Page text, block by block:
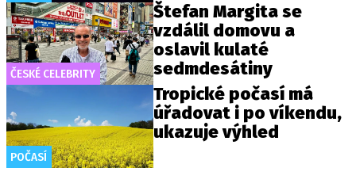
ČESKÉ CELEBRITY
Štefan Margita se
vzdálil domovu a
oslavil kulaté
sedmdesátiny
POČASÍ
Tropické počasí má
úřadovat i po víkendu,
ukazuje výhled